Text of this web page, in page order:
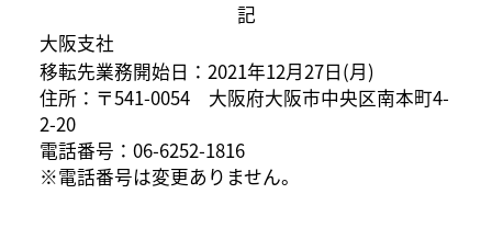
記
大阪支社
移転先業務開始日：2021年12月27日(月)
住所：〒541-0054 大阪府大阪市中央区南本町4-
2-20
電話番号：06-6252-1816
※電話番号は変更ありません。